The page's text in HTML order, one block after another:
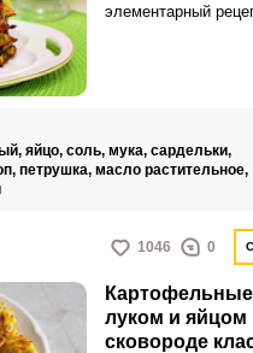
элементарный
яйцо, соль, мука, сардельки,
петрушка, масло растительное,
1046 0
луком и яйцом
сковороде